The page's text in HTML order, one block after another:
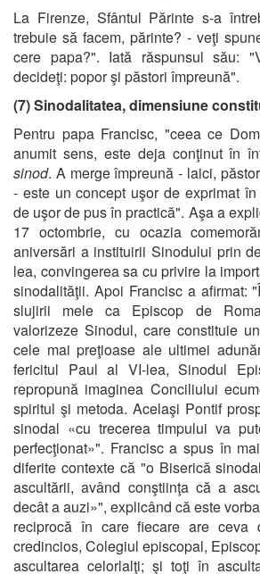
La Firenze, Sfântul Părinte s-a
trebuie să facem, părinte? - veţi
cere papa?". Iată răspunsul său:
decideţi: popor şi păstori împreună".
(7) Sinodalitatea, dimensiune
Pentru papa Francisc, "ceea ce
anumit sens, este deja conţinut în
sinod. A merge împreună - laici,
- este un concept uşor de exprimat
de uşor de pus în practică". Aşa a
17 octombrie, cu ocazia
aniversări a instituirii Sinodului prin
lea, convingerea sa cu privire la
sinodalităţii. Apoi Francisc a afirmat:
slujirii mele ca Episcop de
valorizeze Sinodul, care constituie
cele mai preţioase ale ultimei
fericitul Paul al VI-lea, Sinodul
repropună imaginea Conciliului
spiritul şi metoda. Acelaşi Pontif
sinodal «cu trecerea timpului va
perfecţionat»". Francisc a spus în
diferite contexte că "o Biserică
ascultării, având conştiinţa că a
decât a auzi»", explicând că este
reciprocă în care fiecare are ceva
credincios, Colegiul episcopal,
ascultarea celorlalţi; şi toţi în